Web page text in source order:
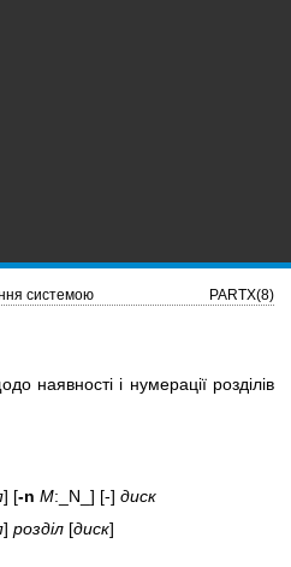
системою PARTX(8)
наявності і нумерації розділів
] [-n M:_N_] [-] диск
] розділ [диск]